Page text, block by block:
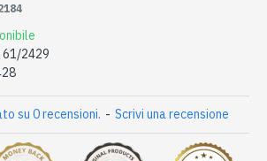
61/2429
su 0 recensioni. - Scrivi una recensione